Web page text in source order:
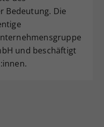
Bedeutung. Die
und beschäftigt